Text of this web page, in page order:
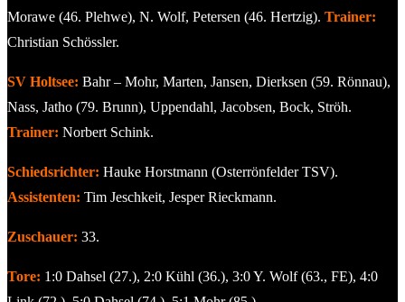
Morawe (46. Plehwe), N. Wolf, Petersen (46. Hertzig). Trainer:
Christian Schössler.
SV Holtsee: Bahr – Mohr, Marten, Jansen, Dierksen (59. Rönnau),
Nass, Jatho (79. Brunn), Uppendahl, Jacobsen, Bock, Ströh.
Trainer: Norbert Schink.
Schiedsrichter: Hauke Horstmann (Osterrönfelder TSV).
Assistenten: Tim Jeschkeit, Jesper Rieckmann.
Zuschauer: 33.
Tore: 1:0 Dahsel (27.), 2:0 Kühl (36.), 3:0 Y. Wolf (63., FE), 4:0